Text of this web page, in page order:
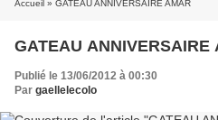
Accueil » GATEAU ANNIVERSAIRE AMAR
GATEAU ANNIVERSAIRE
Publié le 13/06/2012 à 00:30
Par gaellelecolo